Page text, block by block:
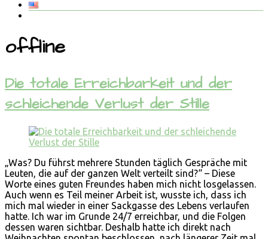
offline
Die totale Erreichbarkeit und der
schleichende Verlust der Stille
„Was? Du führst mehrere Stunden täglich Gespräche mit
Leuten, die auf der ganzen Welt verteilt sind?“ – Diese
Worte eines guten Freundes haben mich nicht losgelassen.
Auch wenn es Teil meiner Arbeit ist, wusste ich, dass ich
mich mal wieder in einer Sackgasse des Lebens verlaufen
hatte. Ich war im Grunde 24/7 erreichbar, und die Folgen
dessen waren sichtbar. Deshalb hatte ich direkt nach